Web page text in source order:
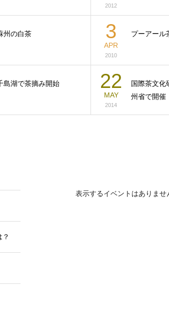
2012
州の白茶 3
APR
2010
プーアール
島湖で茶摘み開始 22
MAY
2014
国際茶文化
州省で開催
？
表示するイベントはありませ